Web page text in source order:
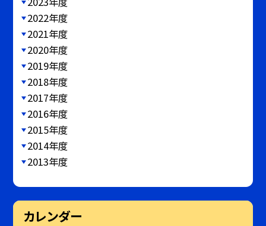
2022年度
2021年度
2020年度
2019年度
2018年度
2017年度
2016年度
2015年度
2014年度
2013年度
カレンダー